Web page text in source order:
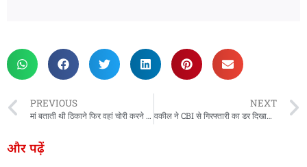
PREVIOUS
मां बताती थी ठिकाने फिर वहां चोरी करने पहुंच जाता था बेटा, AK-47 राइफल के साथ सभी अरेस्ट
NEXT
वकील ने CBI से गिरफ्तारी का डर दिखाया, डॉक्टर ने लगाया वसूली का आरोप
और पढ़ें